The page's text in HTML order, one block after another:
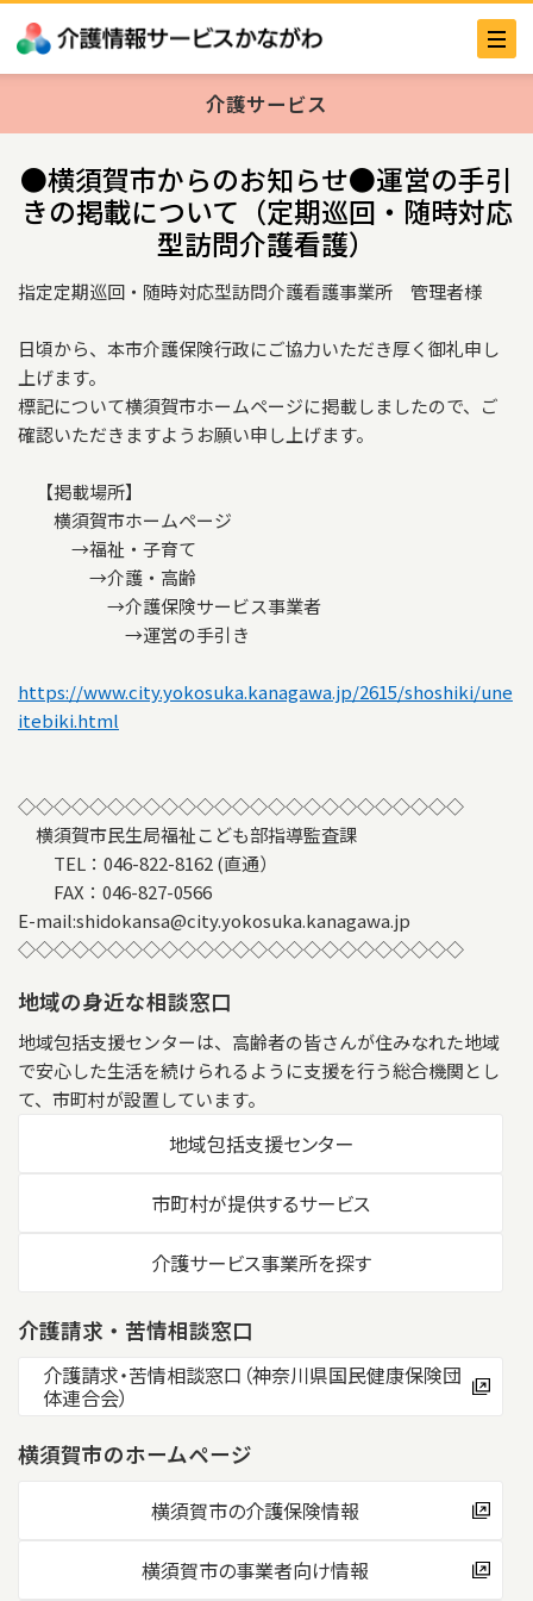
介護サービス
●横須賀市からのお知らせ●運営の手引
きの掲載について（定期巡回・随時対応
型訪問介護看護）
指定定期巡回・随時対応型訪問介護看護事業所 管理者様
日頃から、本市介護保険行政にご協力いただき厚く御礼申し
上げます。
標記について横須賀市ホームページに掲載しましたので、ご
確認いただきますようお願い申し上げます。
【掲載場所】
横須賀市ホームページ
→福祉・子育て
→介護・高齢
→介護保険サービス事業者
→運営の手引き
https://www.city.yokosuka.kanagawa.jp/2615/shoshiki/une
itebiki.html
◇◇◇◇◇◇◇◇◇◇◇◇◇◇◇◇◇◇◇◇◇◇◇◇◇
横須賀市民生局福祉こども部指導監査課
TEL：046-822-8162 (直通）
FAX：046-827-0566
E-mail:shidokansa@city.yokosuka.kanagawa.jp
◇◇◇◇◇◇◇◇◇◇◇◇◇◇◇◇◇◇◇◇◇◇◇◇◇
地域の身近な相談窓口
地域包括支援センターは、高齢者の皆さんが住みなれた地域
で安心した生活を続けられるように支援を行う総合機関とし
て、市町村が設置しています。
地域包括支援センター
市町村が提供するサービス
介護サービス事業所を探す
介護請求・苦情相談窓口
介護請求・苦情相談窓口（神奈川県国民健康保険団
体連合会）
横須賀市のホームページ
横須賀市の介護保険情報
横須賀市の事業者向け情報